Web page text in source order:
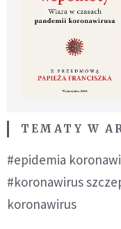
TEMATY W
#epidemia
#koronawirus
koronawirus